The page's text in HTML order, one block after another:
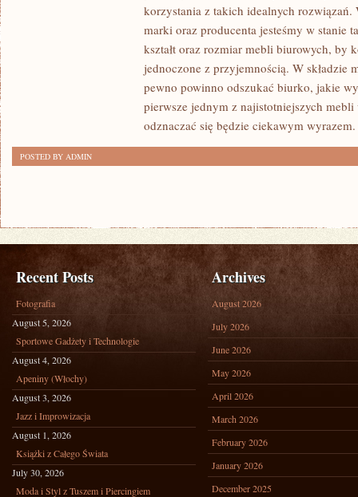
REALIZACJA
ODPOWIEDNIEJ
ENERGOOSZCZĘDNOŚCI
DOMU
korzystania z takich idealnych
marki oraz producenta jesteśmy w stanie
kształt oraz rozmiar mebli biurowych, by
jednoczone z przyjemnością. W składzie
pewno powinno odszukać biurko, jakie
pierwsze jednym z najistotniejszych
odznaczać się będzie ciekawym wyrazem.
POSTED BY ADMIN
Recent Posts
Fotografia
August 5, 2026
Sportowe Gadżety i Technologie
August 4, 2026
Apeniny (Włochy)
August 3, 2026
Jazz i Improwizacja
August 1, 2026
Książki z Całego Świata
July 30, 2026
Moda i Styl z Tuszem i Piercingiem
Archives
August 2026
July 2026
June 2026
May 2026
April 2026
March 2026
February 2026
January 2026
December 2025